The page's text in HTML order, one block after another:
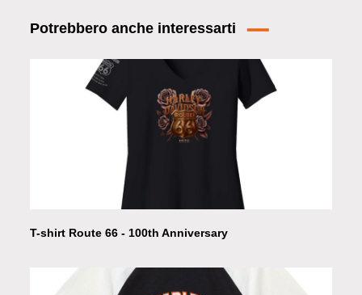
Potrebbero anche interessarti
T-shirt Route 66 - 100th Anniversary